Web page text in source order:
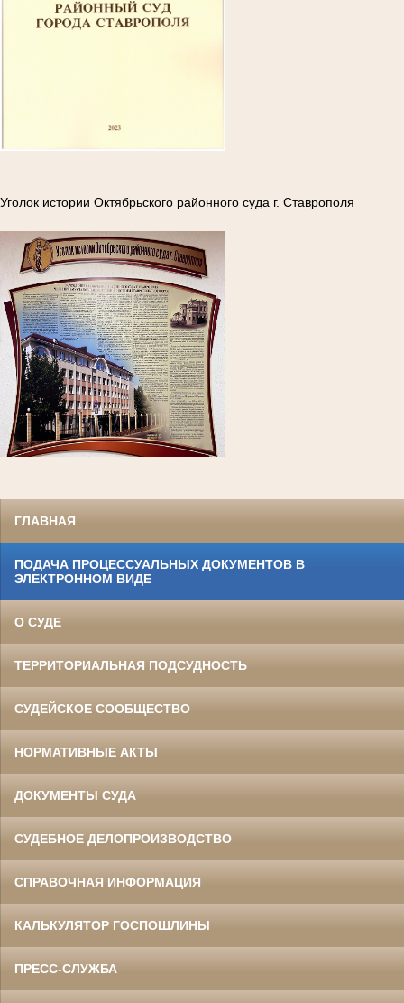
Уголок истории Октябрьского районного суда г. Ставрополя
ГЛАВНАЯ
ПОДАЧА ПРОЦЕССУАЛЬНЫХ ДОКУМЕНТОВ В
ЭЛЕКТРОННОМ ВИДЕ
О СУДЕ
ТЕРРИТОРИАЛЬНАЯ ПОДСУДНОСТЬ
СУДЕЙСКОЕ СООБЩЕСТВО
НОРМАТИВНЫЕ АКТЫ
ДОКУМЕНТЫ СУДА
СУДЕБНОЕ ДЕЛОПРОИЗВОДСТВО
СПРАВОЧНАЯ ИНФОРМАЦИЯ
КАЛЬКУЛЯТОР ГОСПОШЛИНЫ
ПРЕСС-СЛУЖБА